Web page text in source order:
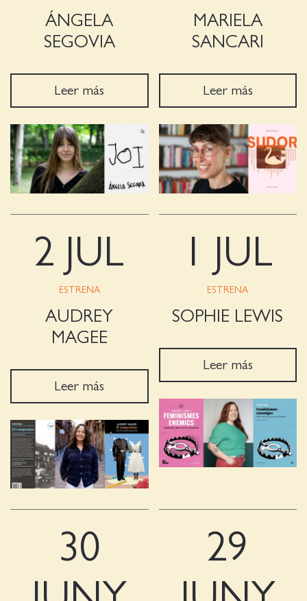
ÁNGELA
SEGOVIA
Leer más
MARIELA
SANCARI
Leer más
2 JUL
ESTRENA
AUDREY
MAGEE
Leer más
1 JUL
ESTRENA
SOPHIE LEWIS
Leer más
30
29